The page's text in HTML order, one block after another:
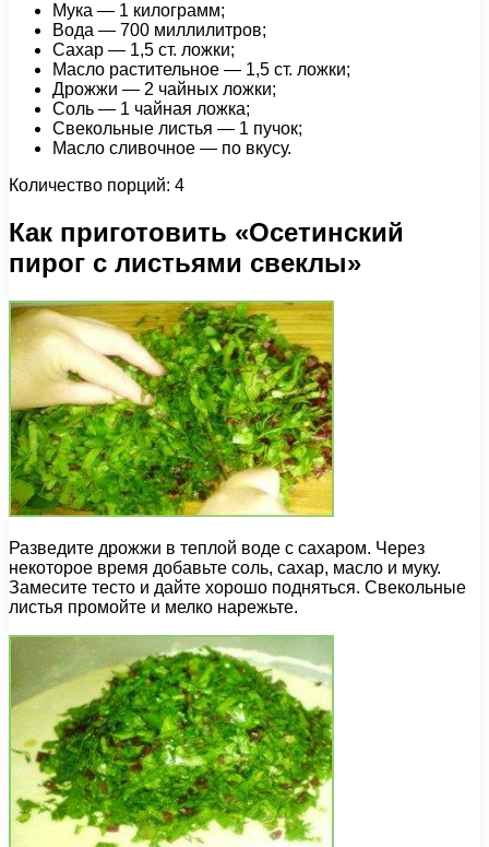
Мука — 1 килограмм;
Вода — 700 миллилитров;
Сахар — 1,5 ст. ложки;
Масло растительное — 1,5 ст. ложки;
Дрожжи — 2 чайных ложки;
Соль — 1 чайная ложка;
Свекольные листья — 1 пучок;
Масло сливочное — по вкусу.
Количество порций: 4
Как приготовить «Осетинский
пирог с листьями свеклы»
Разведите дрожжи в теплой воде с сахаром. Через
некоторое время добавьте соль, сахар, масло и муку.
Замесите тесто и дайте хорошо подняться. Свекольные
листья промойте и мелко нарежьте.